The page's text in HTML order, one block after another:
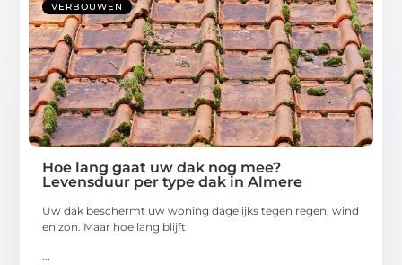
VERBOUWEN
Hoe lang gaat uw dak nog mee?
Levensduur per type dak in Almere
Uw dak beschermt uw woning dagelijks tegen regen, wind
en zon. Maar hoe lang blijft
...